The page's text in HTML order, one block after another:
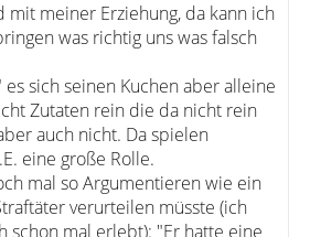
mit meiner Erziehung, da kann ich
was richtig uns was falsch
sich seinen Kuchen aber alleine
Zutaten rein die da nicht rein
auch nicht. Da spielen
eine große Rolle.
mal so Argumentieren wie ein
verurteilen müsste (ich
schon mal erlebt): "Er hatte eine